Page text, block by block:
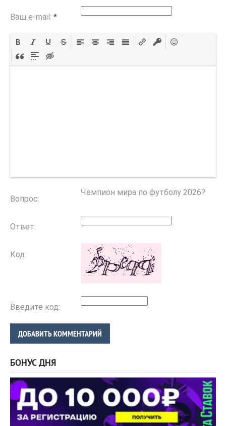
Ваш e-mail: *
Вопрос:
Чемпион мира по футболу 2026?
Ответ:
Код:
Введите код:
ДОБАВИТЬ КОММЕНТАРИЙ
БОНУС ДНЯ